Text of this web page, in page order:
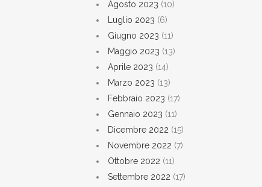
Agosto 2023 (10)
Luglio 2023 (6)
Giugno 2023 (11)
Maggio 2023 (13)
Aprile 2023 (14)
Marzo 2023 (13)
Febbraio 2023 (17)
Gennaio 2023 (11)
Dicembre 2022 (15)
Novembre 2022 (7)
Ottobre 2022 (11)
Settembre 2022 (17)